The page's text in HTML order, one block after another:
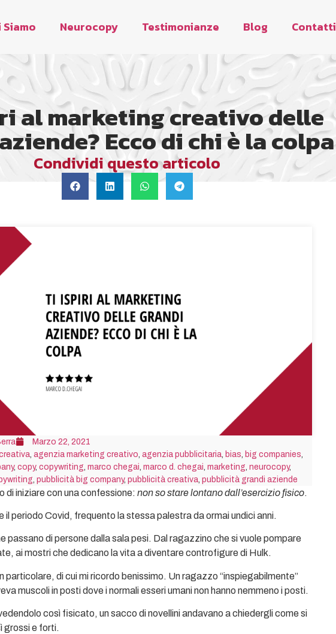
Siamo Neurocopy Testimonianze Blog Contatti
al marketing creativo delle
Ecco di chi è la colpa
Condividi questo articolo
Marzo 22, 2021
agenzia marketing creativo agenzia pubblicitaria bias big companies
, copy, copywriting marco chegai marco d. chegai marketing neurocopy,
pubblicità big company, pubblicità creativa pubblicità grandi aziende
di iniziare con una confessione: non so stare lontano dall’esercizio fisico.
il periodo Covid, frequento la stessa palestra da ormai undici anni.
passano di persone dalla sala pesi. Dal ragazzino che si vuole pompare
ai mostri che dedicano la vita a diventare controfigure di Hulk.
particolare, di cui mi ricordo benissimo. Un ragazzo “inspiegabilmente”
muscoli in posti dove i normali esseri umani non hanno nemmeno i posti.
così fisicato, un sacco di novellini andavano a chiedergli come si
grossi e forti.